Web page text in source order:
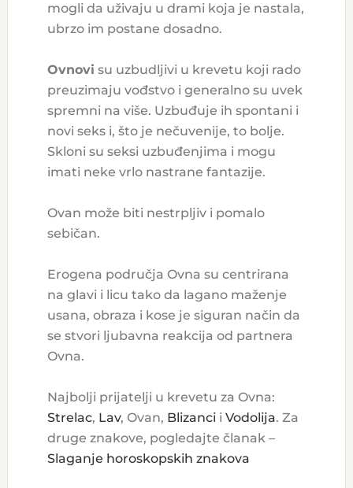
mogli da uživaju u drami koja je nastala,
ubrzo im postane dosadno.
Ovnovi su uzbudljivi u krevetu koji rado
preuzimaju vođstvo i generalno su uvek
spremni na više. Uzbuđuje ih spontani i
novi seks i, što je nečuvenije, to bolje.
Skloni su seksi uzbuđenjima i mogu
imati neke vrlo nastrane fantazije.
Ovan može biti nestrpljiv i pomalo
sebičan.
Erogena područja Ovna su centrirana
na glavi i licu tako da lagano maženje
usana, obraza i kose je siguran način da
se stvori ljubavna reakcija od partnera
Ovna.
Najbolji prijatelji u krevetu za Ovna:
Strelac, Lav, Ovan, Blizancii Vodolija. Za
druge znakove, pogledajte članak –
Slaganje horoskopskih znakova